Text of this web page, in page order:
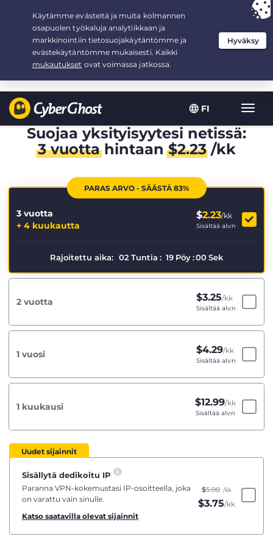
FI
Your choice:The Best Deal for 3.3333333333333-years at $
/month
Suojaa yksityisyytesi netissä:
3 vuottahintaan$2.23/kk
PARAS ARVO - SÄÄSTÄ 83%
3 vuotta
+ 4 kuukautta
$2.23/kk
Sisältää alv:n
Rajoitettu aika: 02 Tuntia : 19 Pöy:00Sek
2 vuotta $3.25/kk
Sisältää alv:n
1 vuosi $4.29/kk
Sisältää alv:n
1 kuukausi $12.99/kk
Sisältää alv:n
Uudet sijainnit
Sisällytä dedikoitu IP
Paranna VPN-kokemustasi IP-osoitteella, joka
on varattu vain sinulle.
Katso saatavilla olevat sijainnit
$5.00 /kk
$3.75/kk